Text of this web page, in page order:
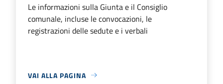
Le informazioni sulla Giunta e il Consiglio
comunale, incluse le convocazioni, le
registrazioni delle sedute e i verbali
VAI ALLA PAGINA